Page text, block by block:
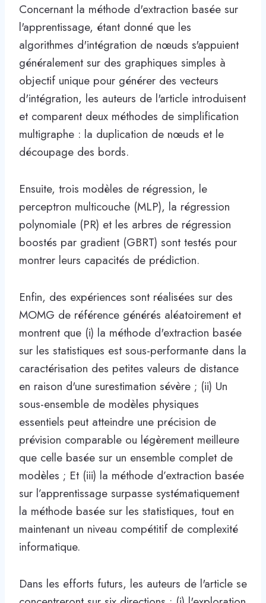
Concernant la méthode d'extraction basée sur
l'apprentissage, étant donné que les
algorithmes d'intégration de nœuds s'appuient
généralement sur des graphiques simples à
objectif unique pour générer des vecteurs
d'intégration, les auteurs de l'article introduisent
et comparent deux méthodes de simplification
multigraphe : la duplication de nœuds et le
découpage des bords.
Ensuite, trois modèles de régression, le
perceptron multicouche (MLP), la régression
polynomiale (PR) et les arbres de régression
boostés par gradient (GBRT) sont testés pour
montrer leurs capacités de prédiction.
Enfin, des expériences sont réalisées sur des
MOMG de référence générés aléatoirement et
montrent que (i) la méthode d'extraction basée
sur les statistiques est sous-performante dans la
caractérisation des petites valeurs de distance
en raison d'une surestimation sévère ; (ii) Un
sous-ensemble de modèles physiques
essentiels peut atteindre une précision de
prévision comparable ou légèrement meilleure
que celle basée sur un ensemble complet de
modèles ; Et (iii) la méthode d’extraction basée
sur l’apprentissage surpasse systématiquement
la méthode basée sur les statistiques, tout en
maintenant un niveau compétitif de complexité
informatique.
Dans les efforts futurs, les auteurs de l'article se